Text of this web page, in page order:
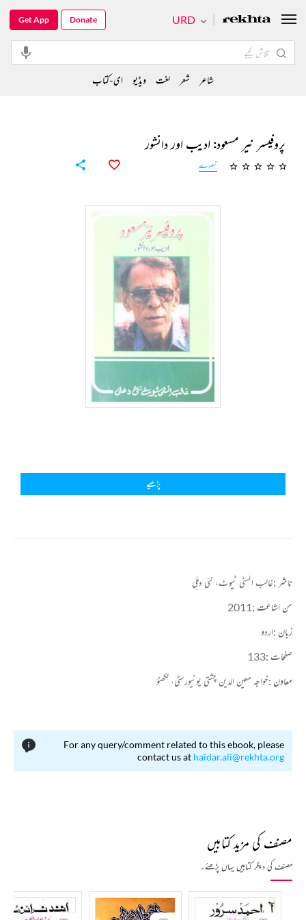
پروفیسر نیر مسعود: ادیب اور دانشور
تبصرے
پڑھیے
ناشر :غالب انسٹی ٹیوٹ، نئی دہلی
سن اشاعت :2011
زبان :اردو
صفحات :133
معاون :خواجہ معین الدین چشتی یونیورسٹی، لکھنؤ
For any query/comment related to this ebook, please
contact us at haidar.ali@rekhta.org
مصنف کی مزید کتابیں
مصنف کی دیگر کتابیں یہاں پڑھئے۔
URD
Get App Donate
شاعر شعر لغت ویڈیو ای-کتاب